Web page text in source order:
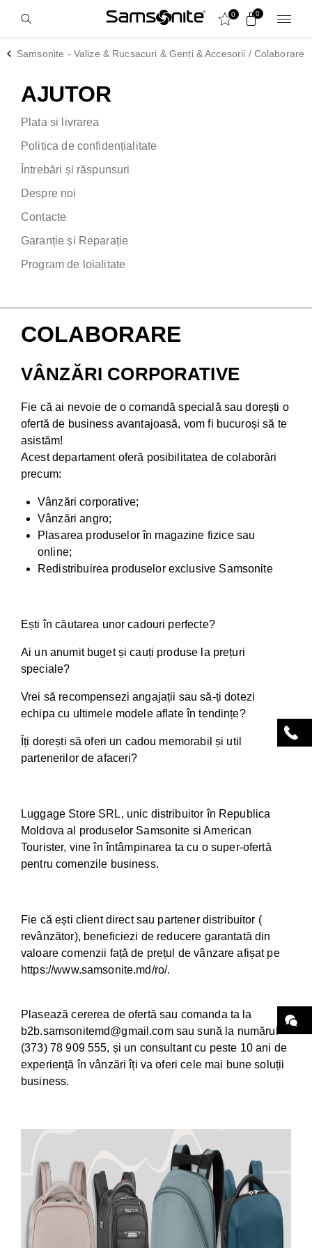
0 0
Samsonite - Valize & Rucsacuri & Genți & Accesorii / Colaborare
AJUTOR
Plata si livrarea
Politica de confidențialitate
Întrebări și răspunsuri
Despre noi
Contacte
Garanție și Reparație
Program de loialitate
COLABORARE
VÂNZĂRI CORPORATIVE
Fie că ai nevoie de o comandă specială sau dorești o
ofertă de business avantajoasă, vom fi bucuroși să te
asistăm!
Acest departament oferă posibilitatea de colaborări
precum:
Vânzări corporative;
Vânzări angro;
Plasarea produselor în magazine fizice sau
online;
Redistribuirea produselor exclusive Samsonite
Ești în căutarea unor cadouri perfecte?
Ai un anumit buget și cauți produse la prețuri
speciale?
Vrei să recompensezi angajații sau să-ți dotezi
echipa cu ultimele modele aflate în tendințe?
Îți dorești să oferi un cadou memorabil și util
partenerilor de afaceri?
Luggage Store SRL, unic distribuitor în Republica
Moldova al produselor Samsonite si American
Tourister, vine în întâmpinarea ta cu o super-ofertă
pentru comenzile business.
Fie că ești client direct sau partener distribuitor (
revânzător), beneficiezi de reducere garantată din
valoare comenzii față de prețul de vânzare afișat pe
https://www.samsonite.md/ro/.
Plasează cererea de ofertă sau comanda ta la
b2b.samsonitemd@gmail.com sau sună la numărul +
(373) 78 909 555, și un consultant cu peste 10 ani de
experiență în vânzări îți va oferi cele mai bune soluții
business.